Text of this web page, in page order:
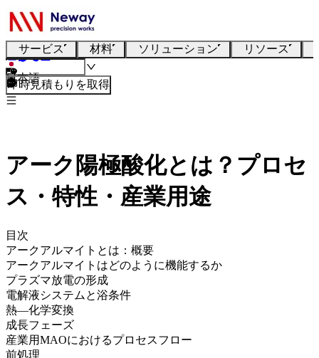
サービス 材料 ソリューション リソース
日本語
即時見積もりを取得
アーク陽極酸化とは？プロセ
ス・特性・産業用途
目次
アークアルマイトとは：概要
アークアルマイトはどのように機能するか
プラズマ放電の形成
電解液システムと浴条件
熱—化学変換
成長フェーズ
産業用MAOにおけるプロセスフロー
前処理